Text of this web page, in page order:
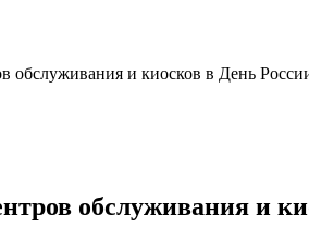
обслуживания и киосков в День
обслуживания и